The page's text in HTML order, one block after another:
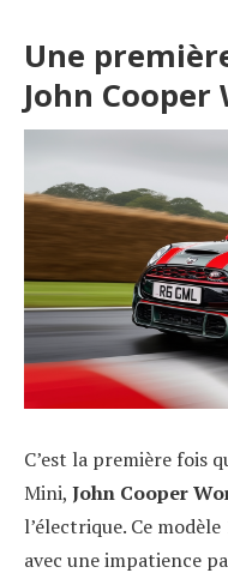
Une
John Cooper
C’est la première fois
Mini, John Cooper
l’électrique. Ce
avec une impatience